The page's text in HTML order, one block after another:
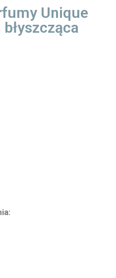
Unique